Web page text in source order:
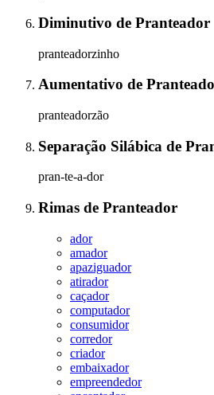
Diminutivo de Pranteador
pranteadorzinho
Aumentativo de
pranteadorzão
Separação Silábica de
pran-te-a-dor
Rimas de Pranteador
ador
amador
apaziguador
atirador
caçador
computador
consumidor
corredor
criador
embaixador
empreendedor